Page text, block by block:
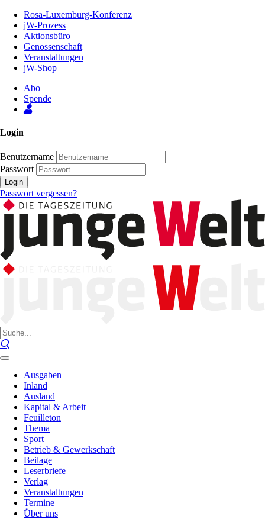
Inhalt
Seite
Rosa-Luxemburg-Konferenz
jW-Prozess
Aktionsbüro
Genossenschaft
Veranstaltungen
jW-Shop
Abo
Spende
Login
Benutzername
Passwort
Login
Passwort vergessen?
Ausgaben
Inland
Ausland
Kapital & Arbeit
Feuilleton
Thema
Sport
Betrieb & Gewerkschaft
Beilage
Leserbriefe
Verlag
Veranstaltungen
Termine
Über uns